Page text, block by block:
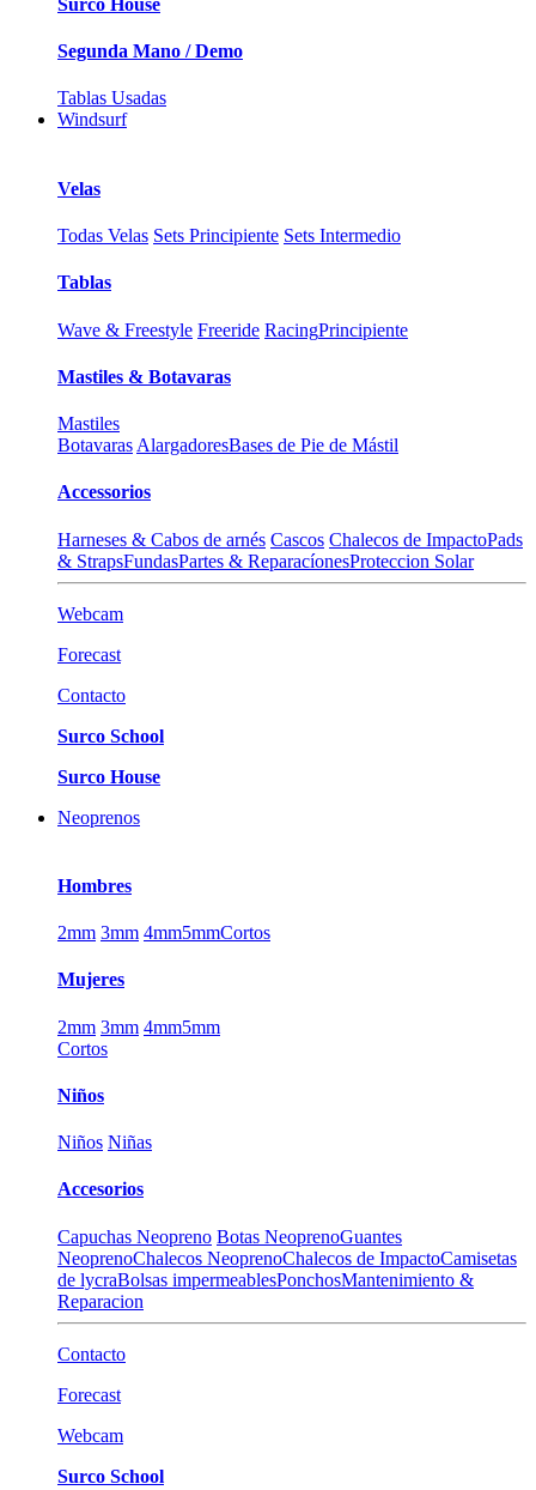
Surco House
Segunda Mano / Demo
Tablas Usadas
Windsurf
Velas
Todas Velas Sets Principiente Sets Intermedio
Tablas
Wave & Freestyle Freeride RacingPrincipiente
Mastiles & Botavaras
Mastiles
Botavaras AlargadoresBases de Pie de Mástil
Accessorios
Harneses & Cabos de arnés Cascos Chalecos de ImpactoPads
& StrapsFundasPartes & ReparacíonesProteccion Solar
Webcam
Forecast
Contacto
Surco School
Surco House
Neoprenos
Hombres
2mm 3mm 4mm5mmCortos
Mujeres
2mm 3mm 4mm5mm
Cortos
Niños
Niños Niñas
Accesorios
Capuchas Neopreno Botas NeoprenoGuantes
NeoprenoChalecos NeoprenoChalecos de ImpactoCamisetas
de lycraBolsas impermeablesPonchosMantenimiento &
Reparacion
Contacto
Forecast
Webcam
Surco School